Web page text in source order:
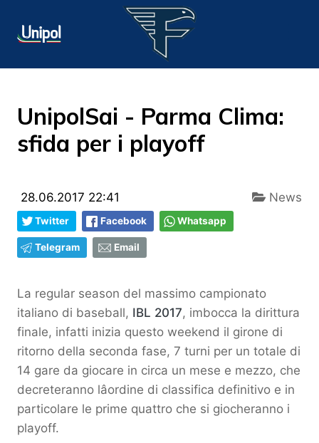
UnipolSai - Parma Clima:
sfida per i playoff
28.06.2017 22:41 News
Twitter Facebook Whatsapp
Telegram Email
La regular season del massimo campionato
italiano di baseball, IBL 2017, imbocca la dirittura
finale, infatti inizia questo weekend il girone di
ritorno della seconda fase, 7 turni per un totale di
14 gare da giocare in circa un mese e mezzo, che
decreteranno lâordine di classifica definitivo e in
particolare le prime quattro che si giocheranno i
playoff.